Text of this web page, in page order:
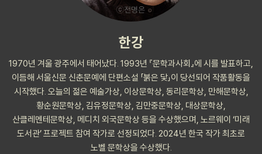
한강
1970년 겨울 광주에서 태어났다. 1993년 『문학과사회』에 시를 발표하고,
이듬해 서울신문 신춘문예에 단편소설 「붉은 닻」이 당선되어 작품활동을
시작했다. 오늘의 젊은 예술가상, 이상문학상, 동리문학상, 만해문학상,
황순원문학상, 김유정문학상, 김만중문학상, 대상문학상,
산클레멘테문학상, 메디치 외국문학상 등을 수상했으며, 노르웨이 ‘미래
도서관’ 프로젝트 참여 작가로 선정되었다. 2024년 한국 작가 최초로
노벨 문학상을 수상했다.